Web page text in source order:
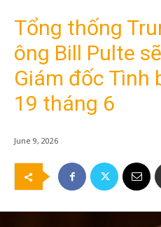
Tổng thống
ông Bill Pulte
Giám đốc Tình
19 tháng 6
June 9, 2026